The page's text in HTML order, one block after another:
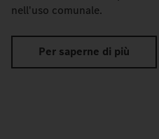
nell'uso comunale.
Per saperne di più